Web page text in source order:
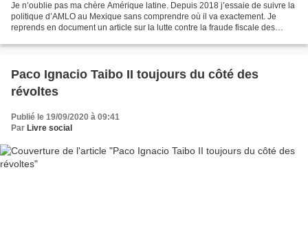
Je n’oublie pas ma chère Amérique latine. Depuis 2018 j’essaie de suivre la
politique d’AMLO au Mexique sans comprendre où il va exactement. Je
reprends en document un article sur la lutte contre la fraude fiscale des
Paco Ignacio Taibo II toujours du côté des
révoltes
Publié le 19/09/2020 à 09:41
Par Livre social